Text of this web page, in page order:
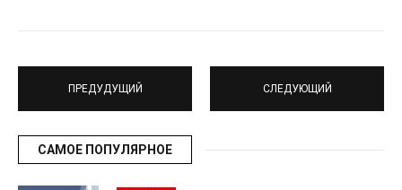
ПРЕДУДУЩИЙ СЛЕДУЮЩИЙ
САМОЕ ПОПУЛЯРНОЕ